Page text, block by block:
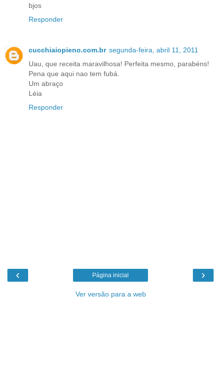
bjos
Responder
cucchiaiopieno.com.br segunda-feira, abril 11, 2011
Uau, que receita maravilhosa! Perfeita mesmo, parabéns!
Pena que aqui nao tem fubá.
Um abraço
Léia
Responder
‹ ›
Página inicial
Ver versão para a web